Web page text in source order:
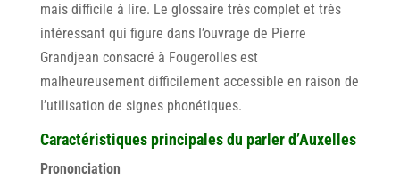
mais difficile à lire. Le glossaire très complet et très
intéressant qui figure dans I’ouvrage de Pierre
Grandjean consacré à Fougerolles est
malheureusement difficilement accessible en raison de
I’utilisation de signes phonétiques.
Caractéristiques principales du parler d’Auxelles
Prononciation